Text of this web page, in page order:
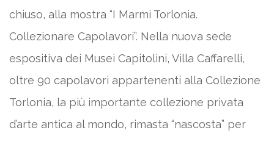
chiuso, alla mostra “I Marmi Torlonia.
Collezionare Capolavori”. Nella nuova sede
espositiva dei Musei Capitolini, Villa Caffarelli,
oltre 90 capolavori appartenenti alla Collezione
Torlonia, la più importante collezione privata
d’arte antica al mondo, rimasta “nascosta” per